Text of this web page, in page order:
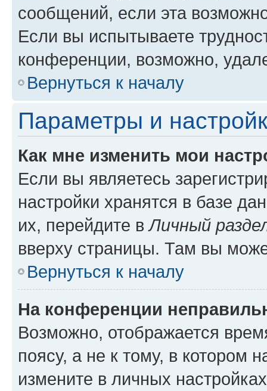
сообщений, если эта
Если вы испытываете
конференции, возможно,
Вернуться к началу
Параметры и
Как мне изменить мои
Если вы являетесь
настройки хранятся в базе
их, перейдите вЛичный
вверху страницы. Там вы
Вернуться к началу
На конференции
Возможно, отображается
поясу, а не к тому, в котором
измените в личных